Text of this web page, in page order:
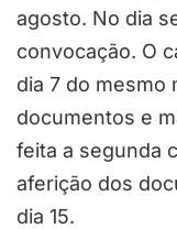
agosto. No dia
convocação. O
dia 7 do mesmo
documentos e
feita a segunda
aferição dos
dia 15.